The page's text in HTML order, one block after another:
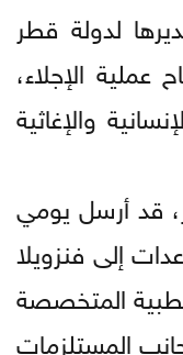
لدولة قطر
الإجلاء،
والإغاثية
قد أرسل يومي
إلى فنزويلا
الطبية المتخصصة
المستلزمات